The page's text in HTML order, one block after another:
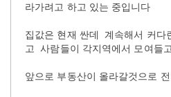
라가려고 하고 있는 중입니다
집값은 현재 싼데 계속해서 커다
고 사람들이 각지역에서 모여들
앞으로 부동산이 올라갈것으로